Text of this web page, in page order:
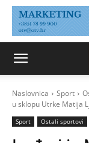
Naslovnica Sport
u sklopu Utrke Matija
Sport Ostali sportovi